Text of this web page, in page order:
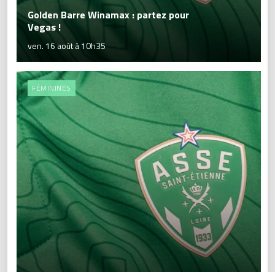
Golden Barre Winamax : partez pour
Vegas !
ven. 16 août à 10h35
FÉMININES